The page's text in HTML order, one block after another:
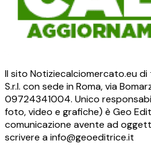
Il sito Notiziecalciomercato.eu
S.r.l. con sede in Roma, via
09724341004. Unico
foto, video e grafiche) è Geo
comunicazione avente ad
scrivere a info@geoeditrice.it